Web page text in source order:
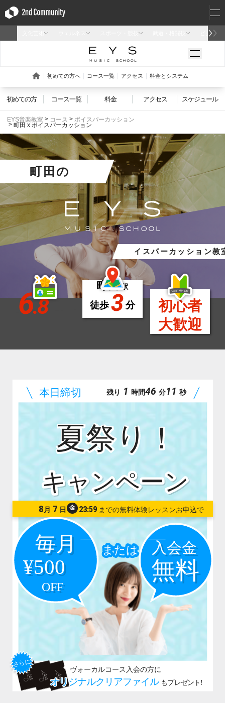
初めての方 コース一覧 料金 アクセス スケジュール
EYS音楽教室 コース
ボイスパーカッション
町田 x ボイスパーカッション
町田 の
ボイスパーカッション教
6.8
町田駅
徒歩3分
初心者
大歓迎
夏祭り！
8 月 7 日 金23:59
残り 1 時間46 分09 秒